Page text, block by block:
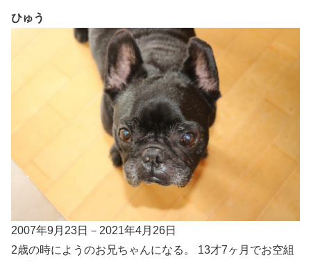
ひゅう
2007年9月23日－2021年4月26日
2歳の時にようのお兄ちゃんになる。 13才7ヶ月でお空組